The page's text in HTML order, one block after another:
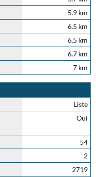
5.9 km
6.5 km
6.5 km
6.7 km
7 km
Liste
Oui
54
2
2719